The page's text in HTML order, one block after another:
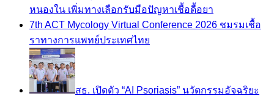
หนองใน เพิ่มทางเลือกรับมือปัญหาเชื้อดื้อยา
7th ACT Mycology Virtual Conference 2026 ชมรมเชื้อ
ราทางการแพทย์ประเทศไทย
สธ. เปิดตัว “AI Psoriasis” นวัตกรรมอัจฉริยะ